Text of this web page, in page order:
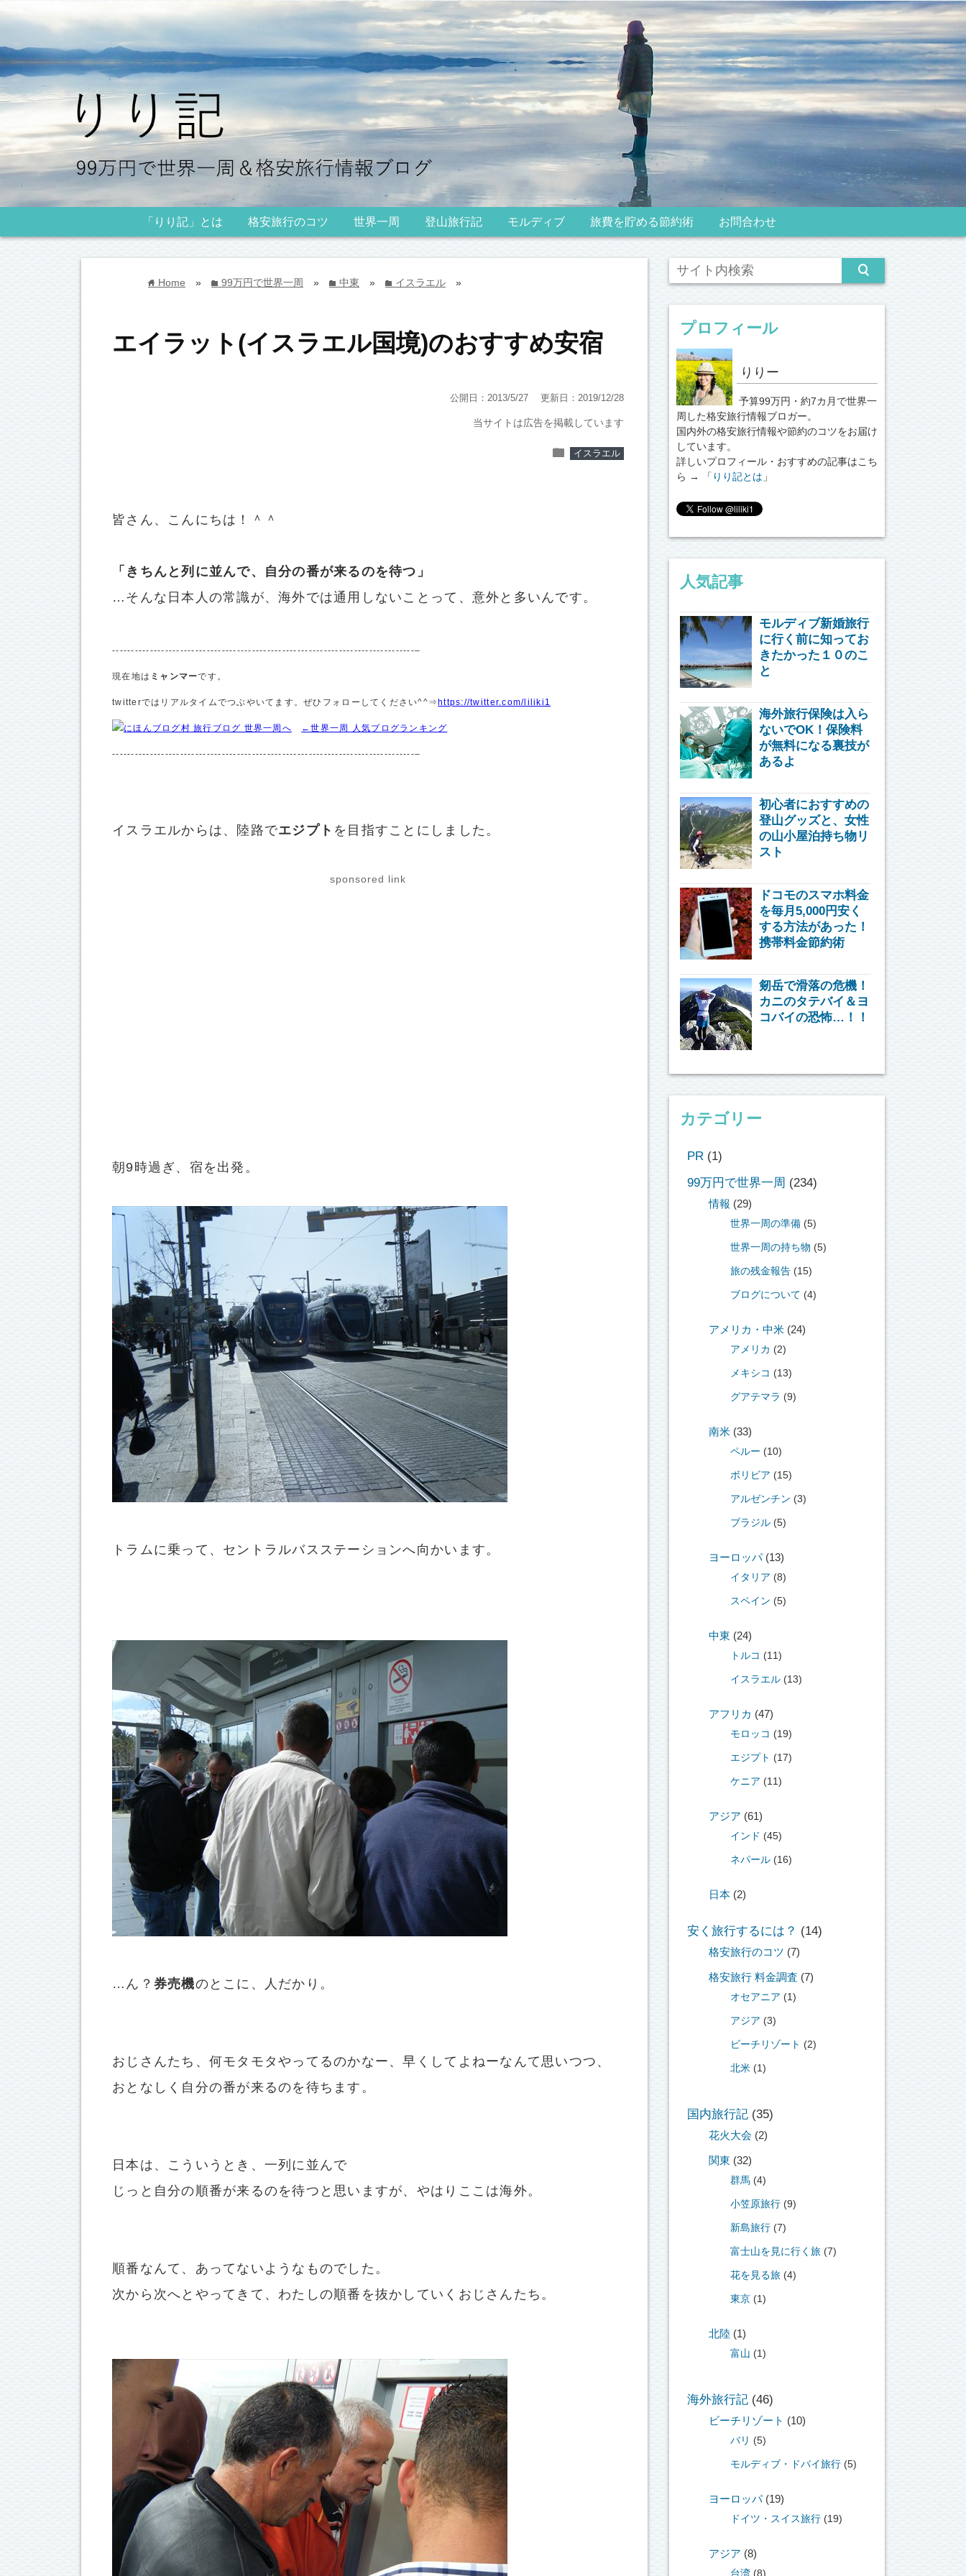
「りり記」とは 格安旅行のコツ 世界一周 登山旅行記 モルディブ 旅費を貯める節約術 お問合わせ
home Home » folder 99万円で世界一周 » folder 中東 » folder イスラエル »
エイラット(イスラエル国境)のおすすめ安宿
公開日：2013/5/27 更新日：2019/12/28
当サイトは広告を掲載しています
folder イスラエル
皆さん、こんにちは！＾＾
「きちんと列に並んで、自分の番が来るのを待つ」
…そんな日本人の常識が、海外では通用しないことって、意外と多いんです。
--------------------------------------------------------------------------------–
現在地は ミャンマーです。
twitterではリアルタイムでつぶやいてます。ぜひフォローしてください^^⇒ https://twitter.com/liliki1
←世界一周 人気ブログランキング
--------------------------------------------------------------------------------–
イスラエルからは、陸路でエジプト を目指すことにしました。
sponsored link
朝9時過ぎ、宿を出発。
トラムに乗って、セントラルバスステーションへ向かいます。
…ん？ 券売機のとこに、人だかり。
おじさんたち、何モタモタやってるのかなー、早くしてよねーなんて思いつつ、
おとなしく自分の番が来るのを待ちます。
日本は、こういうとき、一列に並んで
じっと自分の順番が来るのを待つと思いますが、やはりここは海外。
順番なんて、あってないようなものでした。
次から次へとやってきて、わたしの順番を抜かしていくおじさんたち。
プロフィール
りりー
予算99万円・約7カ月で世界一
周した格安旅行情報ブロガー。
国内外の格安旅行情報や節約のコツをお届け
しています。
詳しいプロフィール・おすすめの記事はこち
ら → 「 りり記とは 」
人気記事
モルディブ新婚旅行
に行く前に知ってお
きたかった１０のこ
と
海外旅行保険は入ら
ないでOK！保険料
が無料になる裏技が
あるよ
初心者におすすめの
登山グッズと、女性
の山小屋泊持ち物リ
スト
ドコモのスマホ料金
を毎月5,000円安く
する方法があった！
携帯料金節約術
剱岳で滑落の危機！
カニのタテバイ＆ヨ
コバイの恐怖…！！
カテゴリー
PR (1)
99万円で世界一周 (234)
情報 (29)
世界一周の準備 (5)
世界一周の持ち物 (5)
旅の残金報告 (15)
ブログについて (4)
アメリカ・中米 (24)
アメリカ (2)
メキシコ (13)
グアテマラ (9)
南米 (33)
ペルー (10)
ボリビア (15)
アルゼンチン (3)
ブラジル (5)
ヨーロッパ(13)
イタリア (8)
スペイン (5)
中東 (24)
トルコ (11)
イスラエル (13)
アフリカ (47)
モロッコ (19)
エジプト (17)
ケニア (11)
アジア (61)
インド (45)
ネパール (16)
日本 (2)
安く旅行するには？ (14)
格安旅行のコツ (7)
格安旅行 料金調査 (7)
オセアニア (1)
アジア (3)
ビーチリゾート (2)
北米 (1)
国内旅行記 (35)
花火大会 (2)
関東 (32)
群馬 (4)
小笠原旅行 (9)
新島旅行 (7)
富士山を見に行く旅 (7)
花を見る旅 (4)
東京 (1)
北陸 (1)
富山 (1)
海外旅行記 (46)
ビーチリゾート (10)
バリ (5)
モルディブ・ドバイ旅行 (5)
ヨーロッパ(19)
ドイツ・スイス旅行 (19)
アジア (8)
台湾 (8)